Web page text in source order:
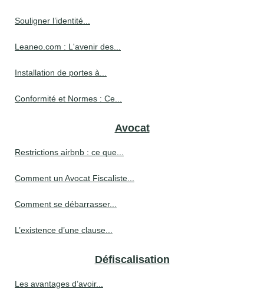
Souligner l’identité...
Leaneo.com : L'avenir des...
Installation de portes à...
Conformité et Normes : Ce...
Avocat
Restrictions airbnb : ce que...
Comment un Avocat Fiscaliste...
Comment se débarrasser...
L’existence d’une clause...
Défiscalisation
Les avantages d’avoir...